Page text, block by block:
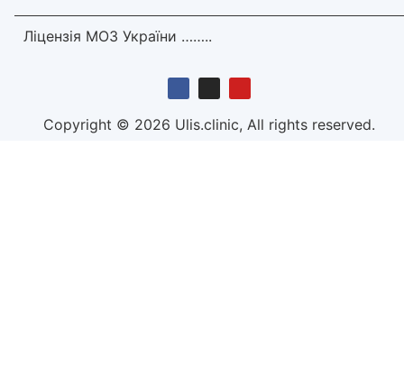
Ліцензія МОЗ України ……..
Copyright © 2026 Ulis.clinic, All rights reserved.